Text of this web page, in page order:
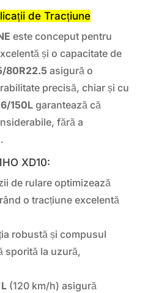
de Tracțiune
este conceput pentru
și o capacitate de
80R22.5 asigură o
precisă, chiar și cu
150L garantează că
fără a
XD10:
de rulare optimizează
o tracțiune excelentă
robustă și compusul
sporită la uzură,
L (120 km/h) asigură